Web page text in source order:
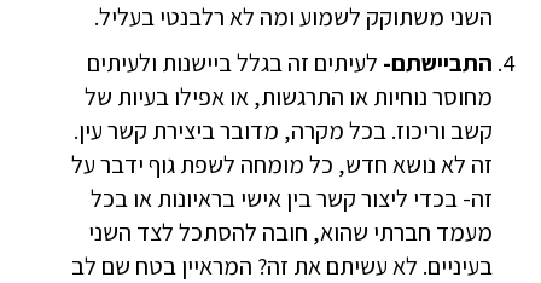
השני משתוקק לשמוע ומה לא רלבנטי בעליל.
התביישתם- לעיתים זה בגלל ביישנות ולעיתים
מחוסר נוחיות או התרגשות, או אפילו בעיות של
קשב וריכוז. בכל מקרה, מדובר ביצירת קשר עין.
זה לא נושא חדש, כל מומחה לשפת גוף ידבר על
זה- בכדי ליצור קשר בין אישי בראיונות או בכל
מעמד חברתי שהוא, חובה להסתכל לצד השני
בעיניים. לא עשיתם את זה? המראיין בטח שם לב